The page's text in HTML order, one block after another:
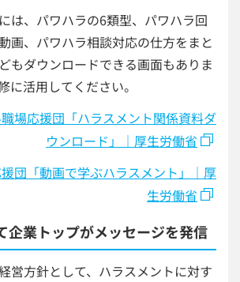
は、パワハラの6類型、パワハラ回
画、パワハラ相談対応の仕方をまと
もダウンロードできる画面もありま
に活用してください。
場応援団「ハラスメント関係資料ダ
ウンロード」｜厚生労働省
団「動画で学ぶハラスメント」｜厚
生労働省
企業トップがメッセージを発信
営方針として、ハラスメントに対す